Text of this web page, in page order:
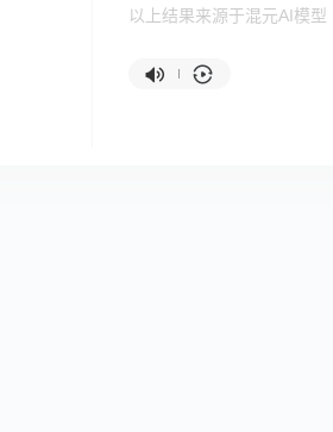
以上结果来源于混元AI模型